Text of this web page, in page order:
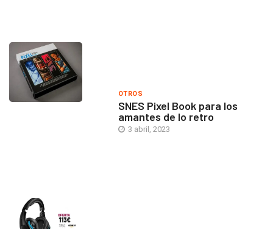
OTROS
SNES Pixel Book para los
amantes de lo retro
3 abril, 2023